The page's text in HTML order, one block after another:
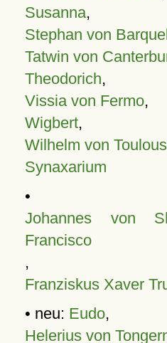
Susanna,
Stephan von
Tatwin von
Theodorich,
Vissia von Fermo,
Wigbert,
Wilhelm von
Synaxarium
•
Johannes von
Francisco
,
Franziskus Xaver
• neu: Eudo,
Helerius von